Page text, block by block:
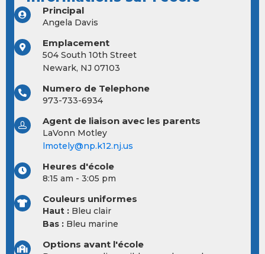
Principal
Angela Davis
Emplacement
504 South 10th Street
Newark, NJ 07103
Numero de Telephone
973-733-6934
Agent de liaison avec les parents
LaVonn Motley
lmotely@np.k12.nj.us
Heures d'école
8:15 am - 3:05 pm
Couleurs uniformes
Haut : Bleu clair
Bas : Bleu marine
Options avant l'école